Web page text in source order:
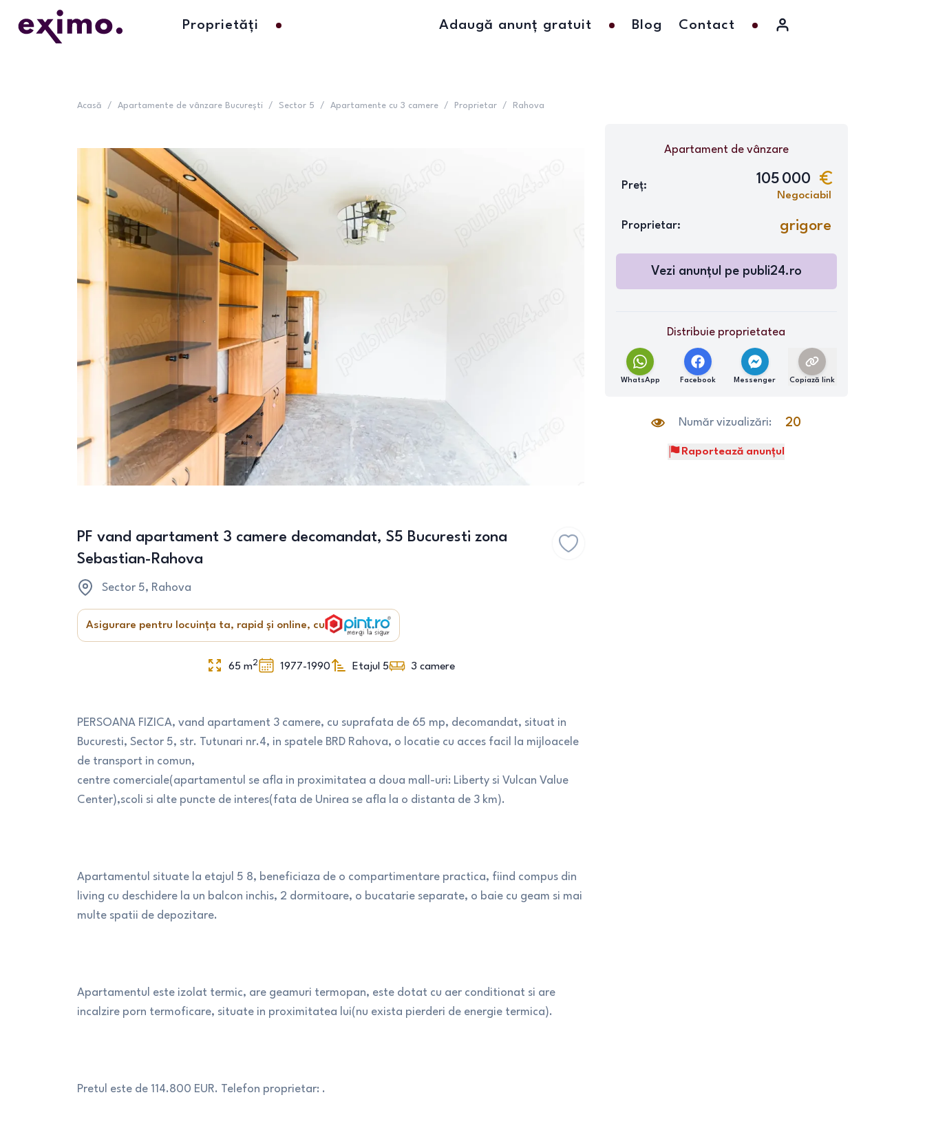
Proprietăți Adaugă anunț gratuit Blog Contact
Acasă / Apartamente de vânzare București / Sector 5 / Apartamente cu 3 camere / Proprietar / Rahova
PF vand apartament 3 camere decomandat, S5 Bucuresti zona
Sebastian-Rahova
Sector 5, Rahova
Asigurare pentru locuința ta, rapid și online, cu
65 m2 1977-1990 Etajul 5 3 camere
PERSOANA FIZICA, vand apartament 3 camere, cu suprafata de 65 mp, decomandat, situat in
Bucuresti, Sector 5, str. Tutunari nr.4, in spatele BRD Rahova, o locatie cu acces facil la mijloacele
de transport in comun,
centre comerciale(apartamentul se afla in proximitatea a doua mall-uri: Liberty si Vulcan Value
Center),scoli si alte puncte de interes(fata de Unirea se afla la o distanta de 3 km).
Apartamentul situate la etajul 5 8, beneficiaza de o compartimentare practica, fiind compus din
living cu deschidere la un balcon inchis, 2 dormitoare, o bucatarie separate, o baie cu geam si mai
multe spatii de depozitare.
Apartamentul este izolat termic, are geamuri termopan, este dotat cu aer conditionat si are
incalzire porn termoficare, situate in proximitatea lui(nu exista pierderi de energie termica).
Pretul este de 114.800 EUR. Telefon proprietar: .
Apartamentde vânzare
Preț: 105 000
Negociabil
Proprietar: grigore
Vezi anunțul pe publi24.ro
Distribuie proprietatea
WhatsApp Facebook Messenger Copiază link
Număr vizualizări: 20
Raportează anunțul